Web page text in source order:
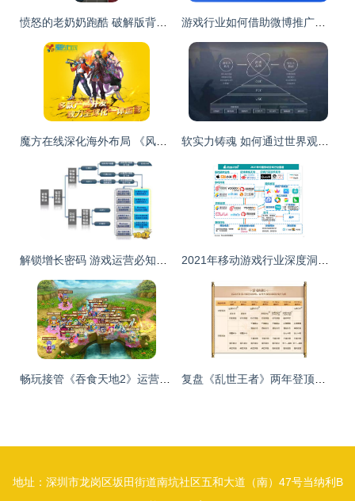
地址：深圳市龙岗区坂田街道南坑社区五和大道（南）47号当纳利B